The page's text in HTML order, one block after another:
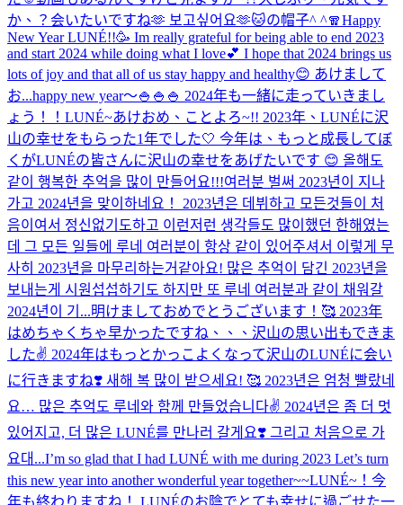
か、？会いたいですね🫶 보고싶어요🫶🐱の帽子^ ^🧣Happy
New Year LUNÉ!!🥳 Im really grateful for being able to end 2023
and start 2024 while doing what I love💕 I hope that 2024 brings us
lots of joy and that all of us stay happy and healthy😊 あけまして
お...happy new year〜🍚🍚🍚 2024年も一緒に走っていきまし
ょう！！ LUNÉ~あけおめ、ことよろ~!! 2023年、LUNÉに沢
山の幸せをもらった1年でした🤍 今年は、もっと成長してぼ
くがLUNÉの皆さんに沢山の幸せをあげたいです 😊 올해도
같이 행복한 추억을 많이 만들어요!!!여러분 벌써 2023년이 지나
가고 2024년을 맞이하네요！ 2023년은 데뷔하고 모든것들이 처
음이여서 정신없기도하고 이런저런 생각들도 많이했던 한해였는
데 그 모든 일들에 루네 여러분이 항상 같이 있어주셔서 이렇게 무
사히 2023년을 마무리하는거같아요! 많은 추억이 담긴 2023년을
보내는게 시원섭섭하기도 하지만 또 루네 여러분과 같이 채워갈
2024년이 기...明けましておめでとうございます！🥰 2023年
はめちゃくちゃ早かったですね、、、沢山の思い出もできま
した✌️ 2024年はもっとかっこよくなって沢山のLUNÉに会い
に行きますね❣️ 새해 복 많이 받으세요! 🥰 2023년은 엄청 빨랐네
요… 많은 추억도 루네와 함께 만들었습니다✌️ 2024년은 좀 더 멋
있어지고, 더 많은 LUNÉ를 만나러 갈게요❣️ 그리고 처음으로 가
요대...I’m so glad that I had LUNÉ with me during 2023 Let’s turn
this new year into another wonderful year together~~LUNÉ~！今
年も終わりますね！ LUNÉのお陰でとても幸せに過ごせた一